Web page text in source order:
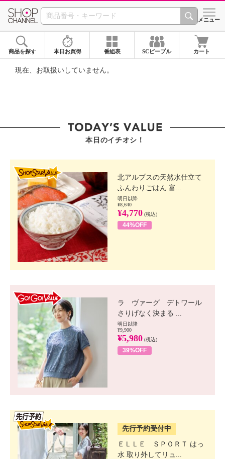
SHOP CHANNEL ショッ
メニュー
商品を探す 本日お買得 番組表 SCピープル カート
現在、お取扱いしていません。
本日のイチオシ！
北アルプスの天然水仕立て
ふんわりごはん 富...
明日以降
¥8,640
¥4,770 (税込)
44%OFF
ラ ヴァーグ デトワール
さりげなく決まる ...
明日以降
¥9,900
¥5,980 (税込)
39%OFF
先行予約受付中
ＥＬＬＥ ＳＰＯＲＴ はっ
水 取り外してリュ...